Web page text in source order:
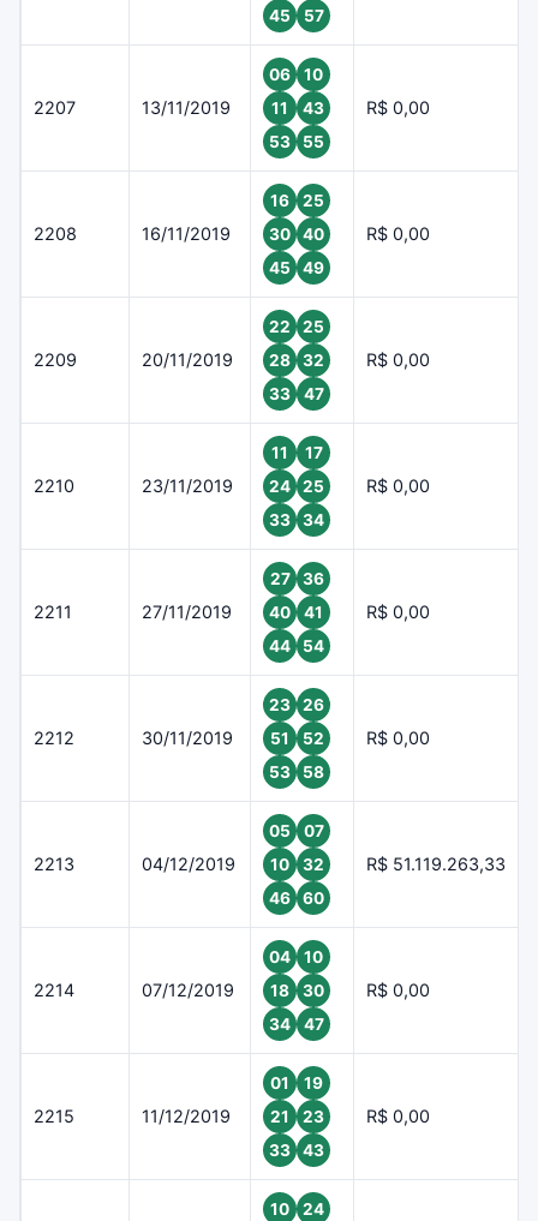
45 57
2207 13/11/2019
06
10
11
43
53
55
R$ 0,00
2208 16/11/2019
16
25
30
40
45
49
R$ 0,00
2209 20/11/2019
22
25
28
32
33
47
R$ 0,00
2210 23/11/2019
11
17
24
25
33
34
R$ 0,00
2211 27/11/2019
27
36
40
41
44
54
R$ 0,00
2212 30/11/2019
23
26
51
52
53
58
R$ 0,00
2213 04/12/2019
05
07
10
32
46
60
R$ 51.119.263,33
2214 07/12/2019
04
10
18
30
34
47
R$ 0,00
2215 11/12/2019
01
19
21
23
33
43
R$ 0,00
10
24